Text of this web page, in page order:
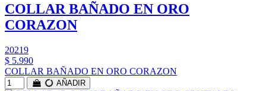
COLLAR BAÑADO EN ORO
CORAZON
20219
$ 5.990
COLLAR BAÑADO EN ORO CORAZON
AÑADIR